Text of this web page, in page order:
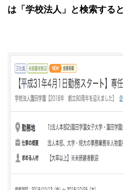
は「学校法人」と検索する